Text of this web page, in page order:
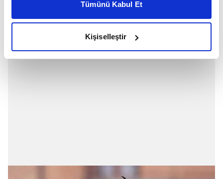
daha iyi reklam deneyimi yaşatabiliriz. Bunu yaparken
amacımızın size daha iyi bir reklam deneyimi sunmak
elimizden gelen çabayı gösterdiğimizi ve bu noktada,
verileriniz işlenmekte olup gerekli olan çerezler bilgi
Tümünü Kabul Et
Kişiselleştir